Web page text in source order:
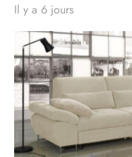
Il y a 6 jours